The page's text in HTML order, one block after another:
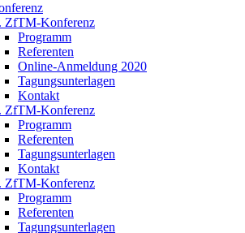
ZfTM-Konferenz
Programm
Referenten
Online-Anmeldung 2020
Tagungsunterlagen
Kontakt
ZfTM-Konferenz
Programm
Referenten
Tagungsunterlagen
Kontakt
ZfTM-Konferenz
Programm
Referenten
Tagungsunterlagen